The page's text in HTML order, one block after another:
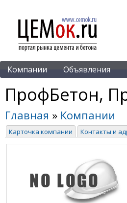
Компании Объявления
ПрофБетон,
Главная » Компании
Карточка компании Контакты и